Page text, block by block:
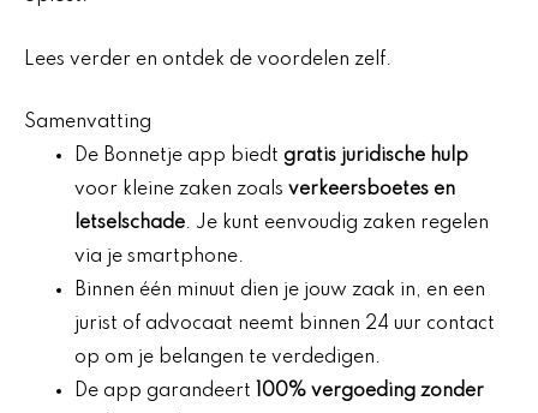
Lees verder en ontdek de voordelen zelf.
Samenvatting
De Bonnetje app biedt gratis juridische hulp
voor kleine zaken zoals verkeersboetes en
letselschade. Je kunt eenvoudig zaken regelen
via je smartphone.
Binnen één minuut dien je jouw zaak in, en een
jurist of advocaat neemt binnen 24 uur contact
op om je belangen te verdedigen.
De app garandeert
100% vergoeding zonder